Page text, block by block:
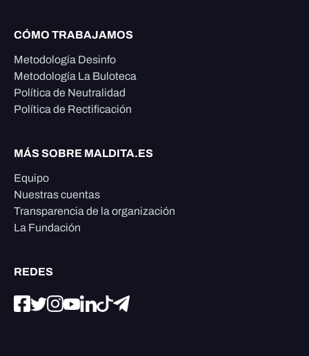
CÓMO TRABAJAMOS
Metodología Desinfo
Metodología La Buloteca
Política de Neutralidad
Política de Rectificación
MÁS SOBRE MALDITA.ES
Equipo
Nuestras cuentas
Transparencia de la organización
La Fundación
REDES